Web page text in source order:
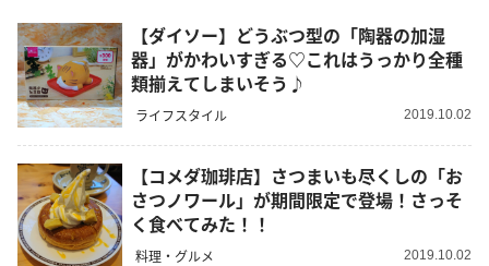
【ダイソー】どうぶつ型の「陶器の加湿
器」がかわいすぎる♡これはうっかり全種
類揃えてしまいそう♪
ライフスタイル 2019.10.02
【コメダ珈琲店】さつまいも尽くしの「お
さつノワール」が期間限定で登場！さっそ
く食べてみた！！
料理・グルメ 2019.10.02